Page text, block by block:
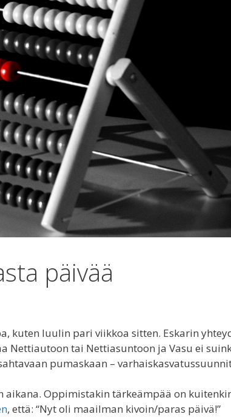
päivää
kuten luulin pari viikkoa sitten. Eskarin
Nettiautoon tai Nettiasuntoon ja Vasu ei
pumaskaan –
Oppimistakin tärkeämpää on
, että: “Nyt oli maailman kivoin/paras päivä!”